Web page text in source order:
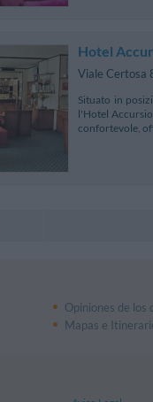
Hotel
Viale Certosa
Situato in
l'Hotel
confortevole,
Opiniones de los
Mapas e